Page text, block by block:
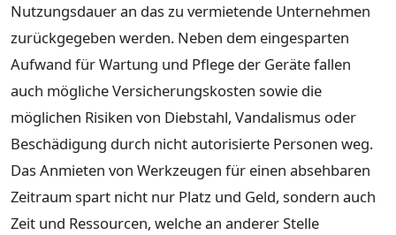
Nutzungsdauer an das zu vermietende Unternehmen
zurückgegeben werden. Neben dem eingesparten
Aufwand für Wartung und Pflege der Geräte fallen
auch mögliche Versicherungskosten sowie die
möglichen Risiken von Diebstahl, Vandalismus oder
Beschädigung durch nicht autorisierte Personen weg.
Das Anmieten von Werkzeugen für einen absehbaren
Zeitraum spart nicht nur Platz und Geld, sondern auch
Zeit und Ressourcen, welche an anderer Stelle